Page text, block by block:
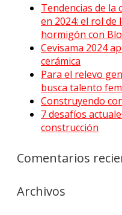
Tendencias de
en 2024: el rol de
hormigón con
Cevisama 2024
cerámica
Para el relevo
busca talento
Construyendo
7 desafíos
construcción
Comentarios
Archivos